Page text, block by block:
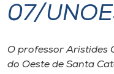
Cultura
CPA
07/
O professor Aristides
do Oeste de Santa